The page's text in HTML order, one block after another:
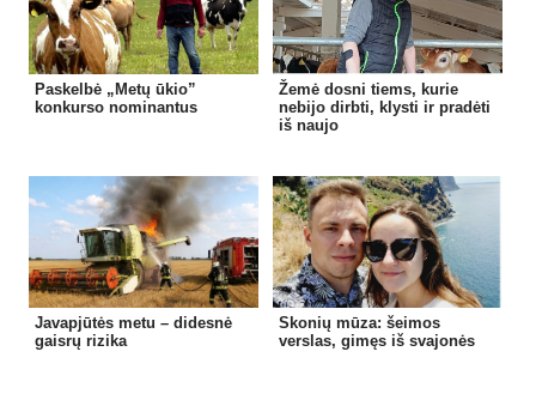
Paskelbė „Metų ūkio”
konkurso nominantus
Žemė dosni tiems, kurie
nebijo dirbti, klysti ir pradėti
iš naujo
Javapjūtės metu – didesnė
gaisrų rizika
Skonių mūza: šeimos
verslas, gimęs iš svajonės